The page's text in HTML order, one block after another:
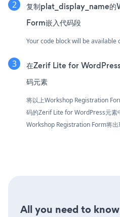
复制plat_display_name
Form嵌入代码段
Your code block will be available
在Zerif Lite for WordPress
码元素
将以上Workshop Registration
码的Zerif Lite for WordPress元素
Workshop Registration Form将出
All you need to